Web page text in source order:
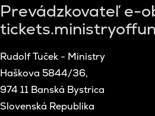
Prevádzkovateľ e-
Rudolf Tuček - Ministry
Haškova 5844/36,
974 11 Banská Bystrica
Slovenská Republika